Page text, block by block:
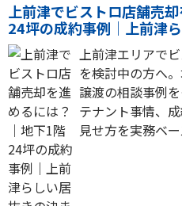
上前津でビストロ店舗売
24坪の成約事例｜上前津
上前津エリアで
を検討中の方へ
譲渡の相談事例
テナント事情、
見せ方を実務ベー